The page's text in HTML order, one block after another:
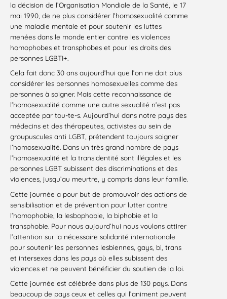
la décision de l’Organisation Mondiale de la Santé, le 17
mai 1990, de ne plus considérer l’homosexualité comme
une maladie mentale et pour soutenir les luttes
menées dans le monde entier contre les violences
homophobes et transphobes et pour les droits des
personnes LGBTI+.
Cela fait donc 30 ans aujourd’hui que l’on ne doit plus
considérer les personnes homosexuelles comme des
personnes à soigner. Mais cette reconnaissance de
l’homosexualité comme une autre sexualité n’est pas
acceptée par tou-te-s. Aujourd’hui dans notre pays des
médecins et des thérapeutes, activistes au sein de
groupuscules anti LGBT, prétendent toujours soigner
l’homosexualité. Dans un très grand nombre de pays
l’homosexualité et la transidentité sont illégales et les
personnes LGBT subissent des discriminations et des
violences, jusqu’au meurtre, y compris dans leur famille.
Cette journée a pour but de promouvoir des actions de
sensibilisation et de prévention pour lutter contre
l’homophobie, la lesbophobie, la biphobie et la
transphobie. Pour nous aujourd’hui nous voulons attirer
l’attention sur la nécessaire solidarité internationale
pour soutenir les personnes lesbiennes, gays, bi, trans
et intersexes dans les pays où elles subissent des
violences et ne peuvent bénéficier du soutien de la loi.
Cette journée est célébrée dans plus de 130 pays. Dans
beaucoup de pays ceux et celles qui l’animent peuvent